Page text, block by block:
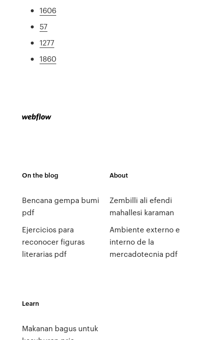
1606
57
1277
1860
On the blog
Bencana gempa bumi
pdf
Ejercicios para
reconocer figuras
literarias pdf
About
Zembilli ali efendi
mahallesi karaman
Ambiente externo e
interno de la
mercadotecnia pdf
Learn
Makanan bagus untuk